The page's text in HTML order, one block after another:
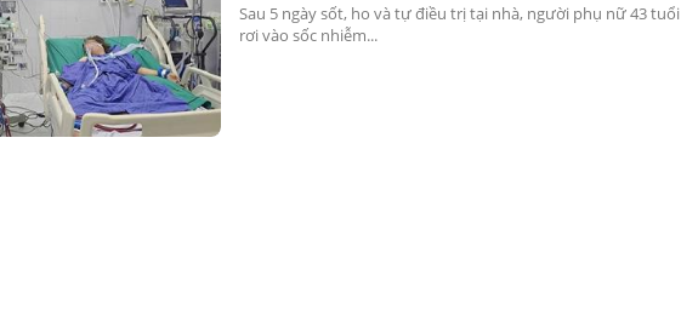
Sau 5 ngày sốt, ho và tự điều trị tại nhà, người phụ nữ 43 tuổi
rơi vào sốc nhiễm...